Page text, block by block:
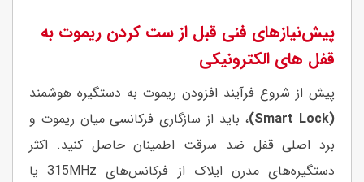
پیش‌نیازهای فنی قبل از ست کردن ریموت به
قفل های الکترونیکی
پیش از شروع فرآیند افزودن ریموت به دستگیره هوشمند
(Smart Lock)
، باید از سازگاری فرکانسی میان ریموت و
برد اصلی قفل ضد سرقت اطمینان حاصل کنید. اکثر
دستگیره‌های مدرن ایلاک از فرکانس‌های 315MHz یا